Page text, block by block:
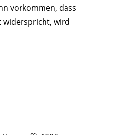
vorkommen, dass
widerspricht, wird